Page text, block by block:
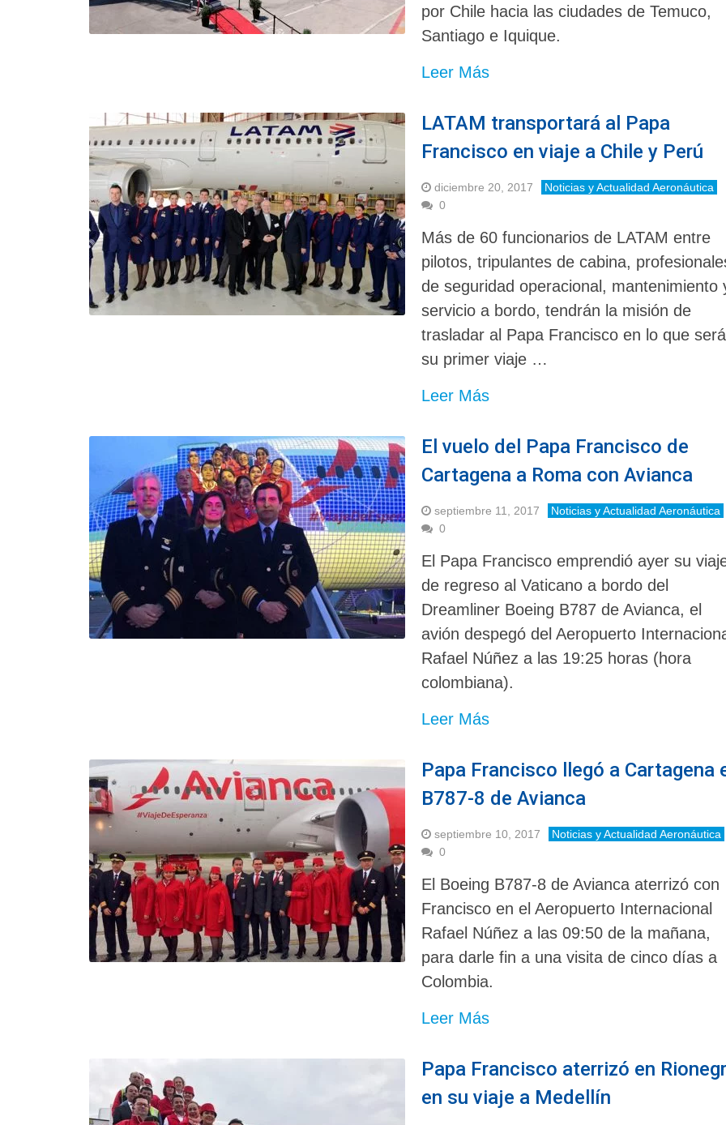
por Chile hacia las ciudades de Temuco,
Santiago e Iquique.
Leer Más
LATAM transportará al Papa
Francisco en viaje a Chile y Perú
diciembre 20, 2017
Noticias y Actualidad Aeronáutica
0
Más de 60 funcionarios de LATAM entre
pilotos, tripulantes de cabina,
de seguridad operacional, mantenimiento
servicio a bordo, tendrán la misión de
trasladar al Papa Francisco en lo que será
su primer viaje …
Leer Más
El vuelo del Papa Francisco de
Cartagena a Roma con Avianca
septiembre 11, 2017
Noticias y Actualidad Aeronáutica
0
El Papa Francisco emprendió ayer su
de regreso al Vaticano a bordo del
Dreamliner Boeing B787 de Avianca, el
avión despegó del Aeropuerto
Rafael Núñez a las 19:25 horas (hora
colombiana).
Leer Más
Papa Francisco llegó a Cartagena
B787-8 de Avianca
septiembre 10, 2017
Noticias y Actualidad Aeronáutica
0
El Boeing B787-8 de Avianca aterrizó con
Francisco en el Aeropuerto Internacional
Rafael Núñez a las 09:50 de la mañana,
para darle fin a una visita de cinco días a
Colombia.
Leer Más
Papa Francisco aterrizó en
en su viaje a Medellín